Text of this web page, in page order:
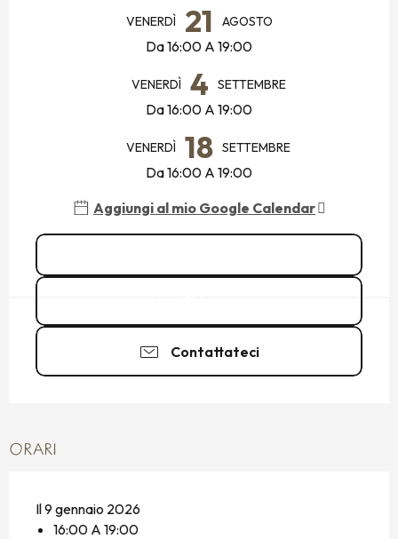
VENERDÌ 21 AGOSTO
Da 16:00 A 19:00
VENERDÌ 4 SETTEMBRE
Da 16:00 A 19:00
VENERDÌ 18 SETTEMBRE
Da 16:00 A 19:00
Aggiungi al mio Google Calendar
Contattateci
ORARI
Il 9 gennaio 2026
16:00 A 19:00